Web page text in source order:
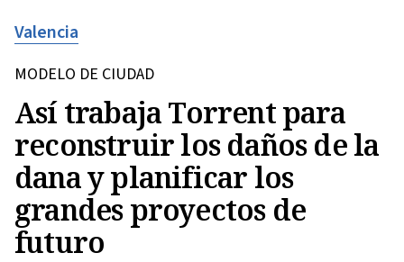
Valencia
MODELO DE CIUDAD
Así trabaja Torrent para
reconstruir los daños de la
dana y planificar los
grandes proyectos de
futuro